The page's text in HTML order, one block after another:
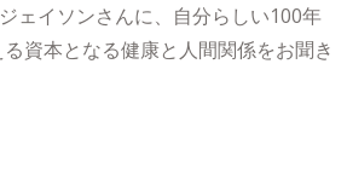
ェイソンさんに、自分らしい100年
資本となる健康と人間関係をお聞き